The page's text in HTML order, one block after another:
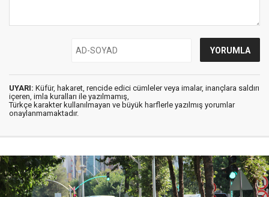
UYARI: Küfür, hakaret, rencide edici cümleler veya imalar, inançlara saldırı
içeren, imla kuralları ile yazılmamış,
Türkçe karakter kullanılmayan ve büyük harflerle yazılmış yorumlar
onaylanmamaktadır.